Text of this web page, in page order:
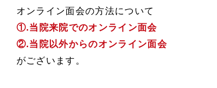
オンライン面会の方法について
①.当院来院でのオンライン面会
②.当院以外からのオンライン面会
がございます。